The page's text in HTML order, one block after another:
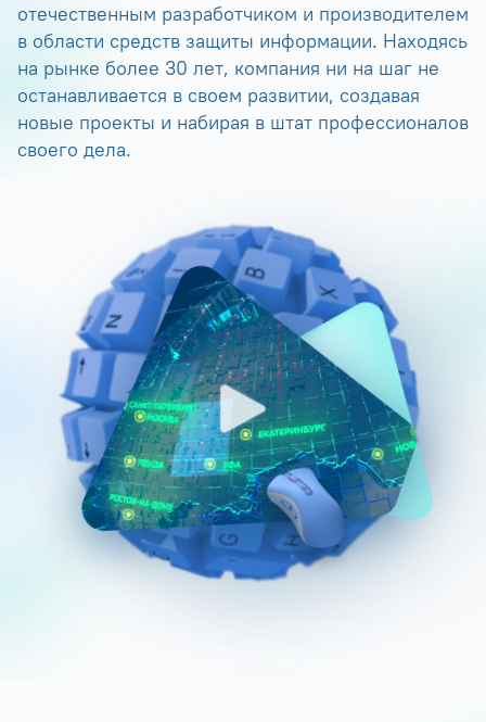
отечественным разработчиком и производителем
в области средств защиты информации. Находясь
на рынке более 30 лет, компания ни на шаг не
останавливается в своем развитии, создавая
новые проекты и набирая в штат профессионалов
своего дела.